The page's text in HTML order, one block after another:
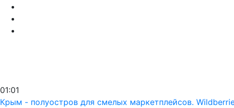
01:01
Крым - полуостров для смелых маркетплейсов.